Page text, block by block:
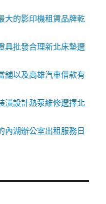
大的影印機租賃品牌乾
具批發合理新北床墊選
舖以及高雄汽車借款有
潢設計熱泵維修選擇北
內湖辦公室出租服務日